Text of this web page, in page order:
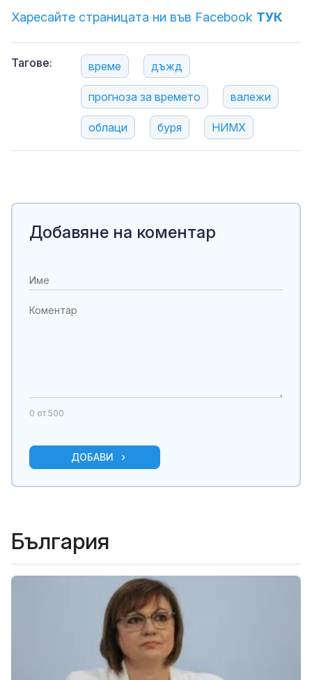
Харесайте страницата ни във Facebook ТУК
Тагове: време дъжд
прогноза за времето валежи
облаци буря НИМХ
Добавяне на коментар
0 от 500
ДОБАВИ
България